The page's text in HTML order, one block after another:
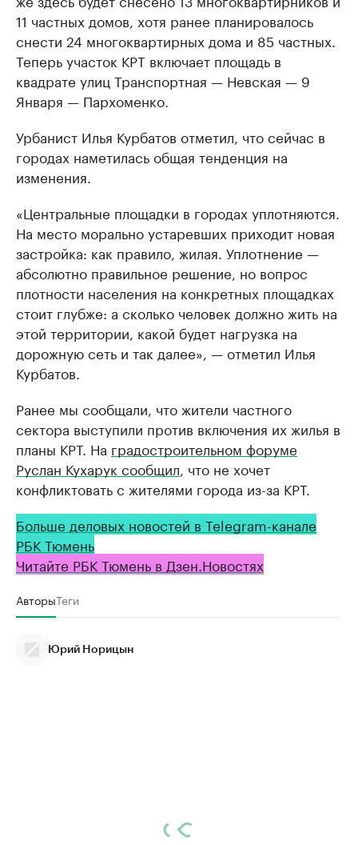
11 частных домов, хотя ранее планировалось
снести 24 многоквартирных дома и 85 частных.
Теперь участок КРТ включает площадь в
квадрате улиц Транспортная — Невская — 9
Января — Пархоменко.
Урбанист Илья Курбатов отметил, что сейчас в
городах наметилась общая тенденция на
изменения.
«Центральные площадки в городах уплотняются.
На место морально устаревших приходит новая
застройка: как правило, жилая. Уплотнение —
абсолютно правильное решение, но вопрос
плотности населения на конкретных площадках
стоит глубже: а сколько человек должно жить на
этой территории, какой будет нагрузка на
дорожную сеть и так далее», — отметил Илья
Курбатов.
Ранее мы сообщали, что жители частного
сектора выступили против включения их жилья в
планы КРТ. На градостроительном форуме
Руслан Кухарук сообщил , что не хочет
конфликтовать с жителями города из-за КРТ.
Больше деловых новостей в Telegram-канале
РБК Тюмень
Читайте РБК Тюмень в Дзен.Новостях
АвторыТеги
Юрий Норицын